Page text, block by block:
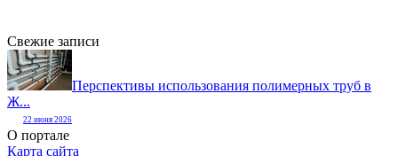
Свежие записи
Перспективы использования полимерных труб в
Ж...
22 июня 2026
О портале
Карта сайта